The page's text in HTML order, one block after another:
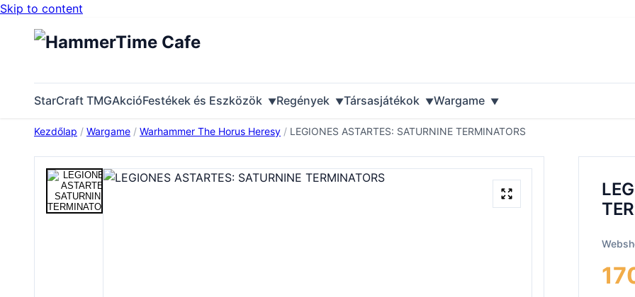
Skip to content
StarCraft TMGAkcióFestékek és Eszközök Regények Társasjátékok Wargame
Kezdőlap / Wargame / Warhammer The Horus Heresy / LEGIONES ASTARTES: SATURNINE TERMINATORS